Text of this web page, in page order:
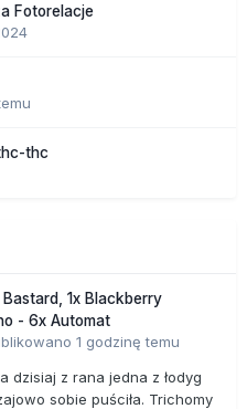
Fotorelacje
thc
1x Blackberry
- 6x Automat
1 godzinę temu
dzisiaj z rana jedna z łodyg
sobie puściła. Trichomy